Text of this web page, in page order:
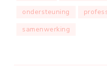
ondersteuning
samenwerking